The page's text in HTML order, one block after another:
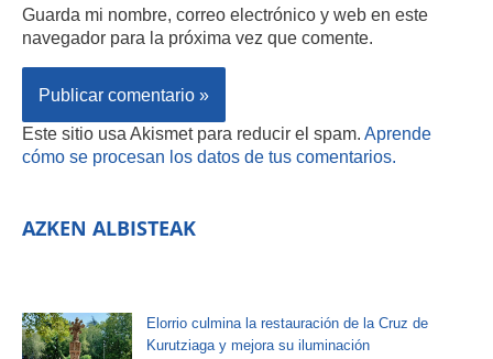
Guarda mi nombre, correo electrónico y web en este
navegador para la próxima vez que comente.
Este sitio usa Akismet para reducir el spam. Aprende
cómo se procesan los datos de tus comentarios.
AZKEN ALBISTEAK
Elorrio culmina la restauración de la Cruz de
Kurutziaga y mejora su iluminación